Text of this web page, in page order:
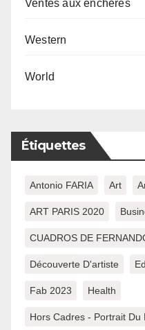
Ventes aux enchéres
Western
World
Étiquettes
Antonio FARIA Art
ART PARIS 2020
CUADROS DE
Découverte D'artiste
Fab 2023 Health
Hors Cadres - Portrait Du